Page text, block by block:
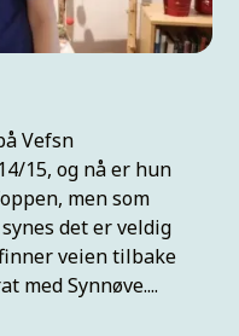
Vefsn
15, og nå er hun
men som
det er veldig
veien tilbake
med Synnøve....